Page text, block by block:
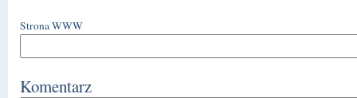
Strona WWW
Komentarz